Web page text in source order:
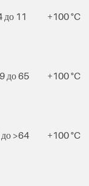
до 11 +100 °C
до 65 +100 °C
до >64 +100 °C